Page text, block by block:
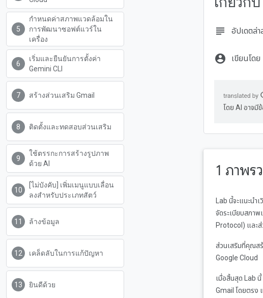
กำหนดค่าสภาพแวดล้อมใน
การพัฒนาซอฟต์แวร์ใน
เครื่อง
เริ่มและยืนยันการตั้งค่า
Gemini CLI
สร้างส่วนเสริม Gmail
ติดตั้งและทดสอบส่วนเสริม
ใช้ตรรกะการสร้างรูปภาพ
ด้วย AI
[ไม่บังคับ] เพิ่มเมนูแบบเลื่อน
ลงสำหรับประเภทสัตว์
ล้างข้อมูล
เคล็ดลับในการแก้ปัญหา
ยินดีด้วย
subject อัปเดตล่
account_circle เขียนโด
โดย AI อาจมี
1 ภาพร
Lab นี้จะแนะน
จัดระเบียบสภาพ
Protocol) และส่
ส่วนเสริมที่คุณส
Google Cloud
เมื่อสิ้นสุด Lab
Gmail โดยตรง